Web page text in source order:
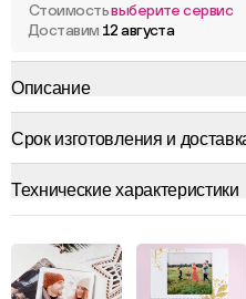
Стоимостьвыберите сервис
Доставим 12 августа
Описание
Срок изготовления и
Технические характеристики